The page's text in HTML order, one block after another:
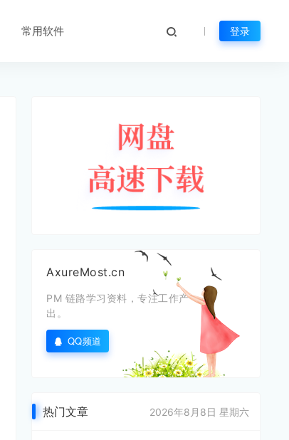
常用软件 登录
AxureMost.cn
PM 链路学习资料，专注工作产
出。
QQ频道
热门文章 2026年8月8日 星期六